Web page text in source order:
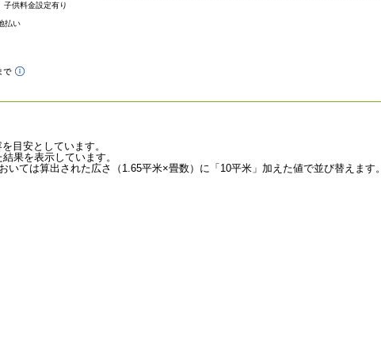
供料金設定有り
払い
目安としています。
果を表示しています。
ては算出された広さ（1.65平米×畳数）に「10平米」加えた値で並び替えます。